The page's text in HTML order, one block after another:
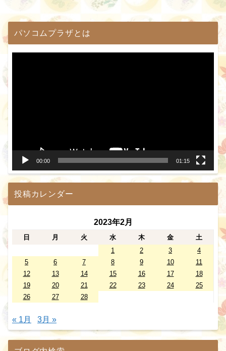
パソコムプラザとは
00:00 01:15
投稿カレンダー
2023年2月
日 月 火 水 木 金
土
1
2 3
4
5
6 7 8 9 10
11
12
13 14 15 16 17
18
19
20 21 22 23 24
25
26
27 28
« 1月 3月 »